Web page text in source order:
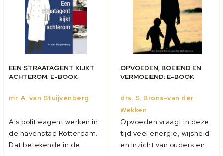
EEN STRAATAGENT KIJKT
ACHTEROM; E-BOOK
mr. A. van Stuijvenberg
Als politieagent werken in
de havenstad Rotterdam.
Dat betekende in de
OPVOEDEN, BOEIEND EN
VERMOEIEND; E-BOOK
drs. S. Brons-van der
Wekken
Opvoeden vraagt in deze
tijd veel energie, wijsheid
en inzicht van ouders en